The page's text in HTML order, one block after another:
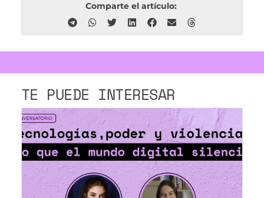
Comparte el artículo:
TE PUEDE INTERESAR